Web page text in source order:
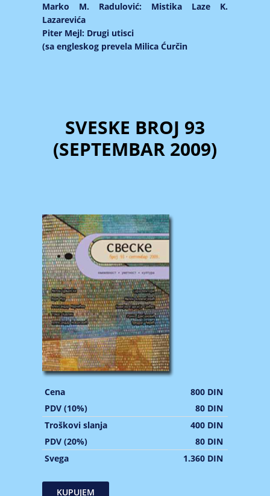
Marko M. Radulović: Mistika Laze K.
Lazarevića
Piter Mejl: Drugi utisci
(sa engleskog prevela Milica Ćurčin
SVESKE BROJ 93
(SEPTEMBAR 2009)
Cena
800 DIN
PDV (10%)
80 DIN
Troškovi slanja
400 DIN
PDV (20%)
80 DIN
Svega
1.360 DIN